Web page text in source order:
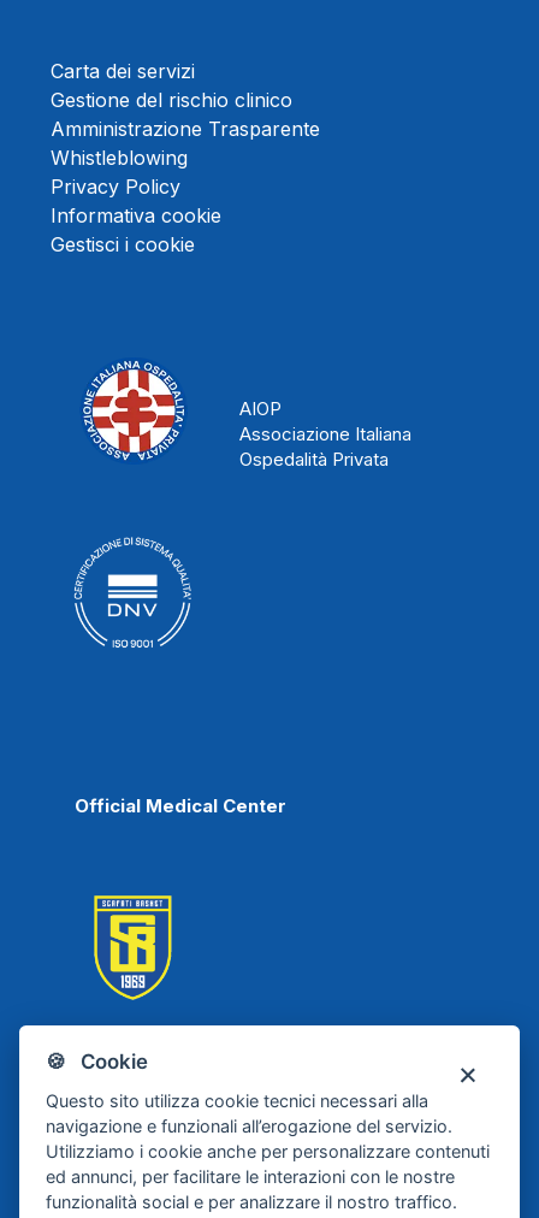
🍪 Cookie
Questo sito utilizza cookie tecnici necessari alla
navigazione e funzionali all’erogazione del servizio.
Utilizziamo i cookie anche per personalizzare contenuti
ed annunci, per facilitare le interazioni con le nostre
funzionalità social e per analizzare il nostro traffico.
Carta dei servizi
Gestione del rischio clinico
Amministrazione Trasparente
Whistleblowing
Privacy Policy
Informativa cookie
Gestisci i cookie
AIOP
Associazione Italiana
Ospedalità Privata
Official Medical Center
Scafati Basket